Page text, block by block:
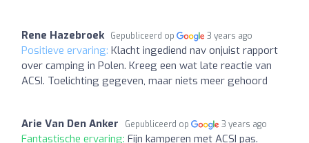
Rene Hazebroek Gepubliceerd op 3 years ago
Positieve ervaring: Klacht ingediend nav onjuist rapport
over camping in Polen. Kreeg een wat late reactie van
ACSI. Toelichting gegeven, maar niets meer gehoord
Arie Van Den Anker Gepubliceerd op 3 years ago
Fantastische ervaring: Fijn kamperen met ACSI pas.